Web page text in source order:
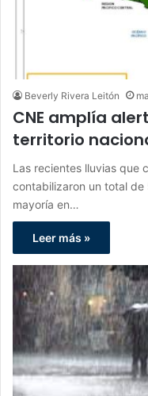
Beverly Rivera Leitón
CNE amplía
territorio
Las recientes lluvias que
contabilizaron un total
mayoría en…
Leer más »